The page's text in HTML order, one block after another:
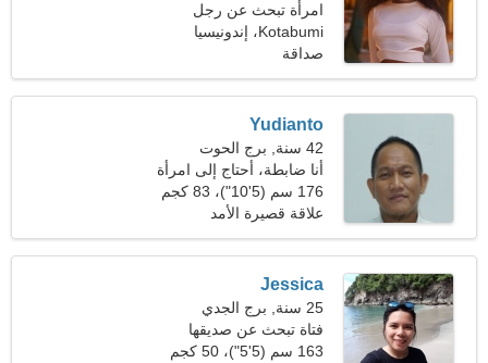
امرأة تبحث عن رجل
Kotabumi، إندونيسيا
صداقة
Yudianto
42 سنة, برج الحوت
أنا ضابطة، أحتاج إلى امرأة
رائعة
176 سم (5'10")، 83 كجم
(182 رطلا)
علاقة قصيرة الأمد
Jessica
25 سنة, برج الجدي
فتاة تبحث عن صديقها
163 سم (5'5")، 50 كجم